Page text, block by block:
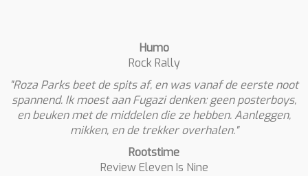
Humo
Rock Rally
"Roza Parks beet de spits af, en was vanaf de eerste noot
spannend. Ik moest aan Fugazi denken: geen posterboys,
en beuken met de middelen die ze hebben. Aanleggen,
mikken, en de trekker overhalen."
Rootstime
Review Eleven Is Nine